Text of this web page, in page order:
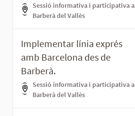
Sessió informativa i participativa a
Barberà del Vallès
Implementar línia exprés
amb Barcelona des de
Barberà.
Sessió informativa i participativa a
Barberà del Vallès